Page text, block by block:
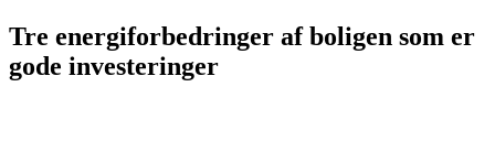
Tre energiforbedringer af boligen som er
gode investeringer